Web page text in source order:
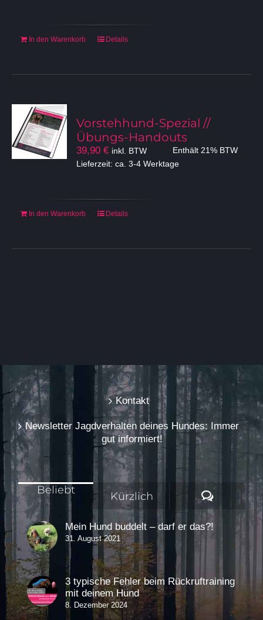
In den Warenkorb Details
Vorstehhund-Spezial //
Übungs-Handouts
39,90 € inkl. BTW Enthält 21% BTW
Lieferzeit: ca. 3-4 Werktage
In den Warenkorb Details
Kontakt
Newsletter Jagdverhalten deines Hundes: Immer
gut informiert!
Beliebt Kürzlich
Mein Hund buddelt – darf er das?!
31. August 2021
3 typische Fehler beim Rückruftraining
mit deinem Hund
8. Dezember 2024